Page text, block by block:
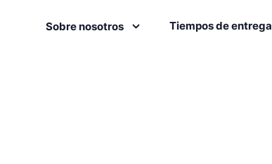
Sobre nosotros Tiempos de entrega